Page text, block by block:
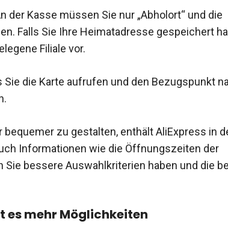
der Kasse müssen Sie nur „Abholort“ und die
Falls Sie Ihre Heimatadresse gespeichert
Filiale vor.
die Karte aufrufen und den Bezugspunkt
zu gestalten, enthält AliExpress in
Informationen wie die Öffnungszeiten der
Sie bessere Auswahlkriterien haben und die
es mehr Möglichkeiten